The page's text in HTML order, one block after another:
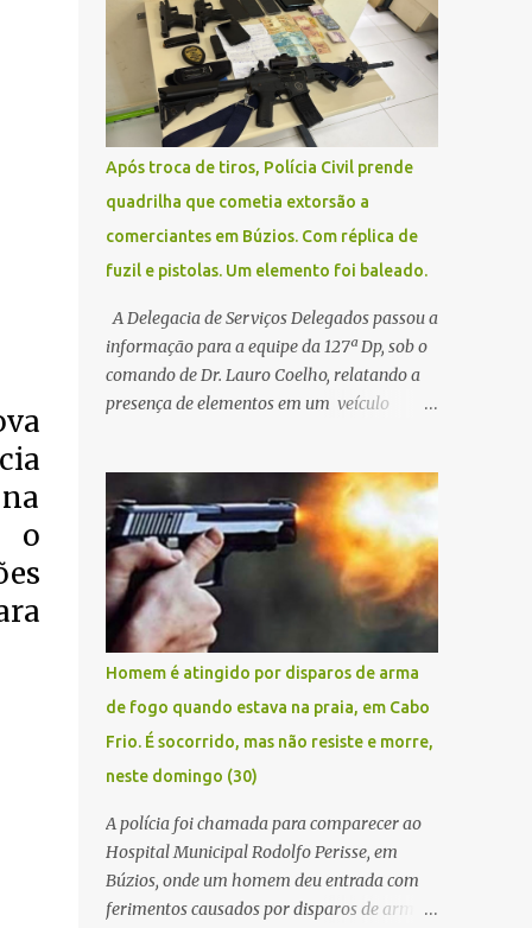
o
pacientes procurem as unidades na
segunda-feira (2) para saberem o dia da
remarcação. Contamos com a compreensão
de toda população, pois se trata de uma
situação climática que foge ao controle da
administração pública.
Após troca de tiros, Polícia Civil prende
quadrilha que cometia extorsão a
comerciantes em Búzios. Com réplica de
fuzil e pistolas. Um elemento foi baleado.
A Delegacia de Serviços Delegados passou a
informação para a equipe da 127ª Dp, sob o
comando de Dr. Lauro Coelho, relatando a
presença de elementos em um veículo
Búzios, na manhã de sexta feira (05). De
posse da placa do carro, a equipe da Civil
conseguiu aborda los na Estrada de Guriri
quanto tentavam fugir da cidade Buziana.
Um dos detidos é policial civil e este foi
baleado na perna na troca de tiros . Na
ocorrência, três armas, pistolas e uma
réplica de fuzil, foram apreendidas. O
homem baleado foi identificado como
Claudio Bastos, conhecido no meio político.
Homem é atingido por disparos de arma
de fogo quando estava na praia, em Cabo
Frio. É socorrido, mas não resiste e morre,
neste domingo (30)
A polícia foi chamada para comparecer ao
Hospital Municipal Rodolfo Perisse, em
Búzios, onde um homem deu entrada com
ferimentos causados por disparos de arma